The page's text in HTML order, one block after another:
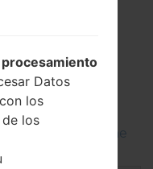
de LG Phone
Datos
los
los